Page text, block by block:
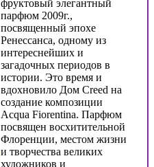
фруктовый элегантный
парфюм 2009г.,
посвященный эпохе
Ренессанса, одному из
интереснейших и
загадочных периодов в
истории. Это время и
вдохновило Дом Creed на
создание композиции
Acqua Fiorentina. Парфюм
посвящен восхитительной
Флоренции, местом жизни
и творчества великих
художников и